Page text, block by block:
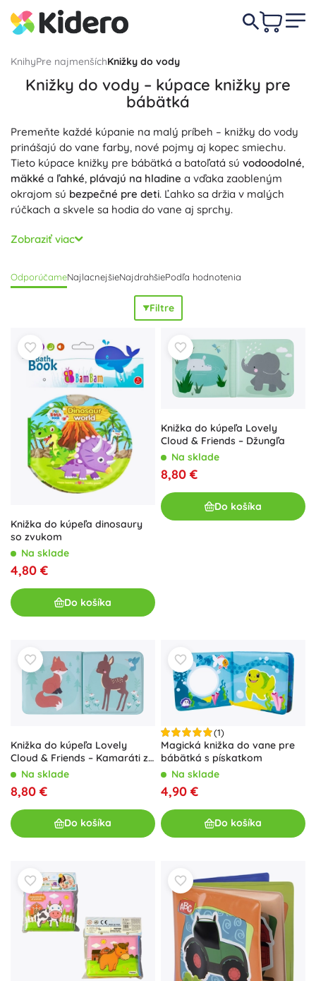
KnihyPre najmenšíchKnižky do vody
Knižky do vody – kúpace knižky pre
bábätká
Premeňte každé kúpanie na malý príbeh – knižky do vody
prinášajú do vane farby, nové pojmy aj kopec smiechu.
Tieto kúpace knižky pre bábätká a batoľatá sú vodoodolné,
mäkké a ľahké, plávajú na hladine a vďaka zaobleným
okrajom sú bezpečné pre deti. Ľahko sa držia v malých
rúčkach a skvele sa hodia do vane aj sprchy.
Kúpace knižky do vody podporujú
motoriky a prvé slová; kontrastné ilustrácie a pestré
bez ostrých hrán súľahko umývateľnéa rýchlo schnú,
takže ich po kúpaní jednoducho utriete. Niektoré
vodoodolné a plávajúce knižky majú pískatko či šuštiace
prvky pre ešte väčší zážitok. Vyberte si detské kúpace
knižky do vane podľa veku, motívu aj veľkosti – od prvých
obrázkov po jednoduché počítanie a farby.
Odolné
spracovanie zvládne každodenné kúpanie aj vodné hry pri
bazéne a udržíhravé kúpanie
bez sĺz. Knižky do vody pre
najmenších sú skvelý tip na darček a premenia pravidelné
umývanie nazábavu.
Zobraziť viac
OdporúčameNajlacnejšieNajdrahšiePodľa hodnotenia
Filtre
Knižka do kúpeľa dinosaury
so zvukom
Na sklade
4,80 €
Do košíka
Knižka do kúpeľa Lovely
Cloud & Friends – Džungľa
Na sklade
8,80 €
Do košíka
Knižka do kúpeľa Lovely
Cloud & Friends – Kamaráti z
lesaNa sklade
8,80 €
Do košíka
(1)
Magická knižka do vane pre
bábätká s pískatkom
Na sklade
4,90 €
Do košíka